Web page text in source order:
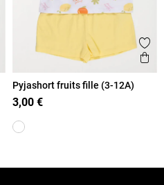
aux favoris
rapide
Pyjashort fruits fille (3-12A)
3,00 €